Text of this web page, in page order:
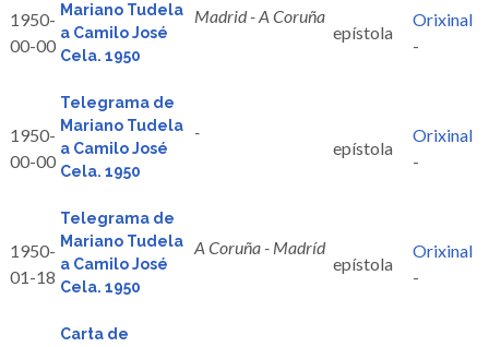
1950-
00-00
Mariano Tudela
a Camilo José
Cela. 1950
Madrid - A Coruña
epístola
Orixinal
-
1950-
00-00
Telegrama de
Mariano Tudela
a Camilo José
Cela. 1950
-
epístola
Orixinal
-
1950-
01-18
Telegrama de
Mariano Tudela
a Camilo José
Cela. 1950
A Coruña - Madríd
epístola
Orixinal
-
Carta de